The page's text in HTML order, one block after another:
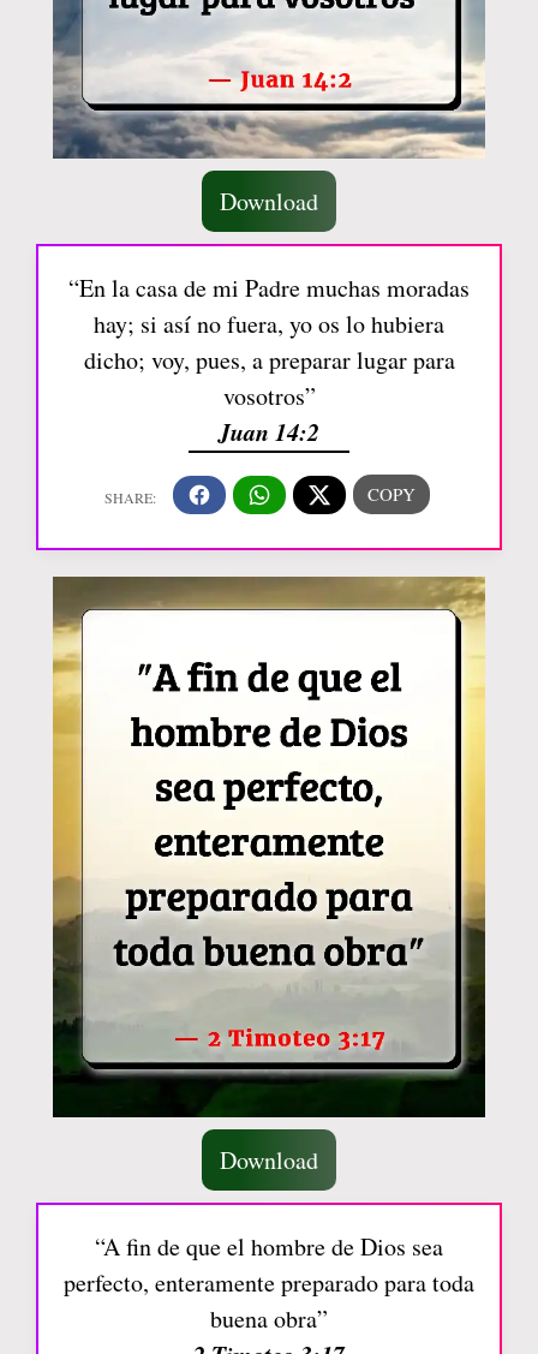
Download
“En la casa de mi Padre muchas moradas
hay; si así no fuera, yo os lo hubiera
dicho; voy, pues, a preparar lugar para
vosotros”
Juan 14:2
Download
“A fin de que el hombre de Dios sea
perfecto, enteramente preparado para toda
buena obra”